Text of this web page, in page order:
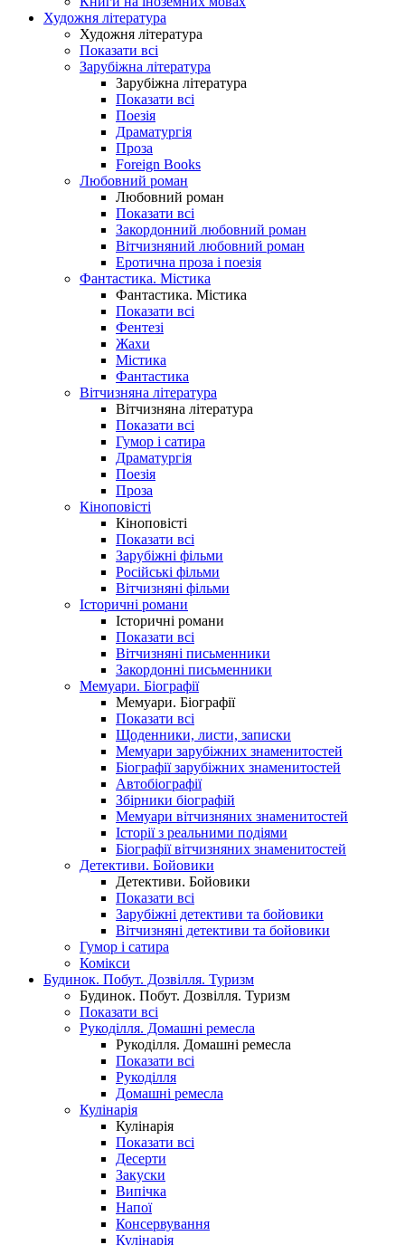
Художня література
Художня література
Показати всі
Зарубіжна література
Зарубіжна література
Показати всі
Поезія
Драматургія
Проза
Foreign Books
Любовний роман
Любовний роман
Показати всі
Закордонний любовний роман
Вітчизняний любовний роман
Еротична проза і поезія
Фантастика. Містика
Фантастика. Містика
Показати всі
Фентезі
Жахи
Містика
Фантастика
Вітчизняна література
Вітчизняна література
Показати всі
Гумор і сатира
Драматургія
Поезія
Проза
Кіноповісті
Кіноповісті
Показати всі
Зарубіжні фільми
Російські фільми
Вітчизняні фільми
Історичні романи
Історичні романи
Показати всі
Вітчизняні письменники
Закордонні письменники
Мемуари. Біографії
Мемуари. Біографії
Показати всі
Щоденники, листи, записки
Мемуари зарубіжних знаменитостей
Біографії зарубіжних знаменитостей
Автобіографії
Збірники біографій
Мемуари вітчизняних знаменитостей
Історії з реальними подіями
Біографії вітчизняних знаменитостей
Детективи. Бойовики
Детективи. Бойовики
Показати всі
Зарубіжні детективи та бойовики
Вітчизняні детективи та бойовики
Гумор і сатира
Комікси
Будинок. Побут. Дозвілля. Туризм
Будинок. Побут. Дозвілля. Туризм
Показати всі
Рукоділля. Домашні ремесла
Рукоділля. Домашні ремесла
Показати всі
Рукоділля
Домашні ремесла
Кулінарія
Кулінарія
Показати всі
Десерти
Закуски
Випічка
Напої
Консервування
Кулінарія